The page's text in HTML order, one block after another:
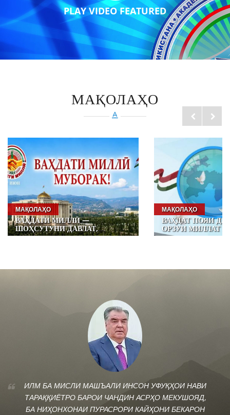
PLAY VIDEO FEATURED
МАҚОЛАҲО
МАҚОЛАҲО
ВАҲДАТ ПОЯИ ДАВЛАТ, СУЛҲ
ОРЗУИ МИЛЛАТ АСТ!
МАҚОЛАҲО
ВАҲДАТИ МИЛЛӢ
СУЛҲУ СУБОТ
ВАТАН
ИЛМ БА МИСЛИ МАШЪАЛИ ИНСОН УФУҚҲОИ НАВИ
ТАРАҚҚИЁТРО БАРОИ ЧАНДИН АСРҲО МЕКУШОЯД,
БА НИҲОНХОНАИ ПУРАСРОРИ КАЙҲОНИ БЕКАРОН